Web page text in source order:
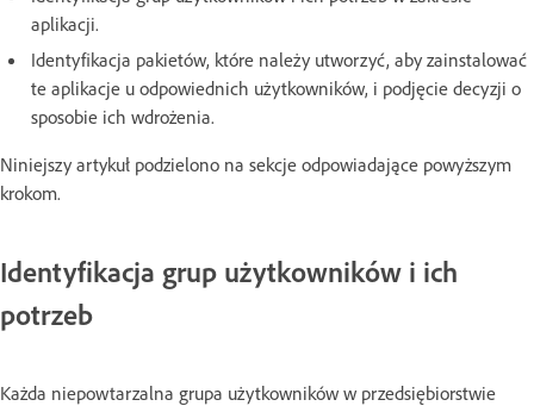
aplikacji.
Identyfikacja pakietów, które należy utworzyć, aby zainstalować
te aplikacje u odpowiednich użytkowników, i podjęcie decyzji o
sposobie ich wdrożenia.
Niniejszy artykuł podzielono na sekcje odpowiadające powyższym
krokom.
Identyfikacja grup użytkowników i ich
potrzeb
Każda niepowtarzalna grupa użytkowników w przedsiębiorstwie